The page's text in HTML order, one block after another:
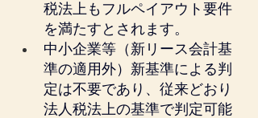
税法上もフルペイアウト要件
を満たすとされます。
中小企業等（新リース会計基
準の適用外）新基準による判
定は不要であり、従来どおり
法人税法上の基準で判定可能